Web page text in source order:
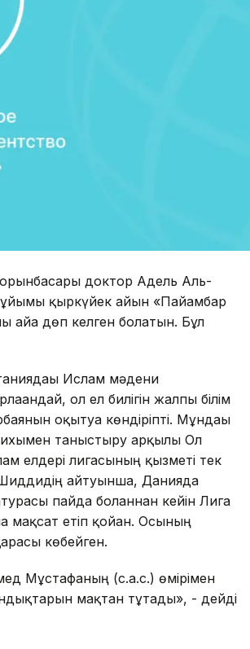
доктор Адель Аль-
қыркүйек айын «Пайғамбар
айға дөп келген болатын. Бұл
Ислам мәдени
ол ел билігін жалпы білім
оқытуға көндіріпті. Мұндағы
таныстыру арқылы Ол
елдері лигасының қызметі тек
айтуынша, Данияда
пайда болғаннан кейін Лига
мақсат етіп қойған. Осының
көбейген.
Мұстафаның (с.а.с.) өмірімен
мақтан тұтады», - дейді